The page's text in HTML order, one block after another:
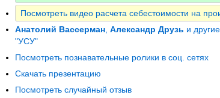
Посмотреть видео расчета себестоимости на
Анатолий Вассерман Александр Друзь и
"УСУ"
Посмотреть познавательные ролики в соц. сетях
Скачать презентацию
Посмотреть случайный отзыв